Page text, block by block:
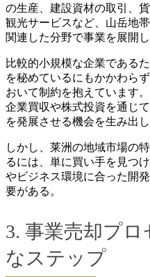
の生産、建設資材の取引、
観光サービスなど、山岳地
関連した分野で事業を展開し
比較的小規模な企業である
を秘めているにもかかわら
おいて制約を抱えています
企業買収や株式投資を通じ
を発展させる機会を生み出し
しかし、莱洲の地域市場の
るには、単に買い手を見つ
やビジネス環境に合った開
要がある。
3. 事業売却プ
なステップ